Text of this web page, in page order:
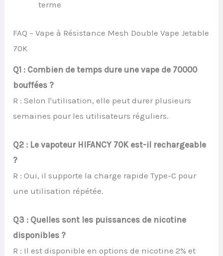
terme
FAQ – Vape à Résistance Mesh Double Vape Jetable
70K
Q1 : Combien de temps dure une vape de 70000
bouffées ?
R : Selon l'utilisation, elle peut durer plusieurs
semaines pour les utilisateurs réguliers.
Q2 : Le vapoteur HIFANCY 70K est-il rechargeable
?
R : Oui, il supporte la charge rapide Type-C pour
une utilisation répétée.
Q3 : Quelles sont les puissances de nicotine
disponibles ?
R : Il est disponible en options de nicotine 2% et